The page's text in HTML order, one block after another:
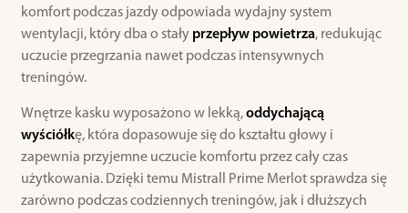
komfort podczas jazdy odpowiada wydajny system
wentylacji, który dba o stały przepływ powietrza, redukując
uczucie przegrzania nawet podczas intensywnych
treningów.
Wnętrze kasku wyposażono w lekką,oddychającą
wyściółkę, która dopasowuje się do kształtu głowy i
zapewnia przyjemne uczucie komfortu przez cały czas
użytkowania. Dzięki temu Mistrall Prime Merlot sprawdza się
zarówno podczas codziennych treningów, jak i dłuższych